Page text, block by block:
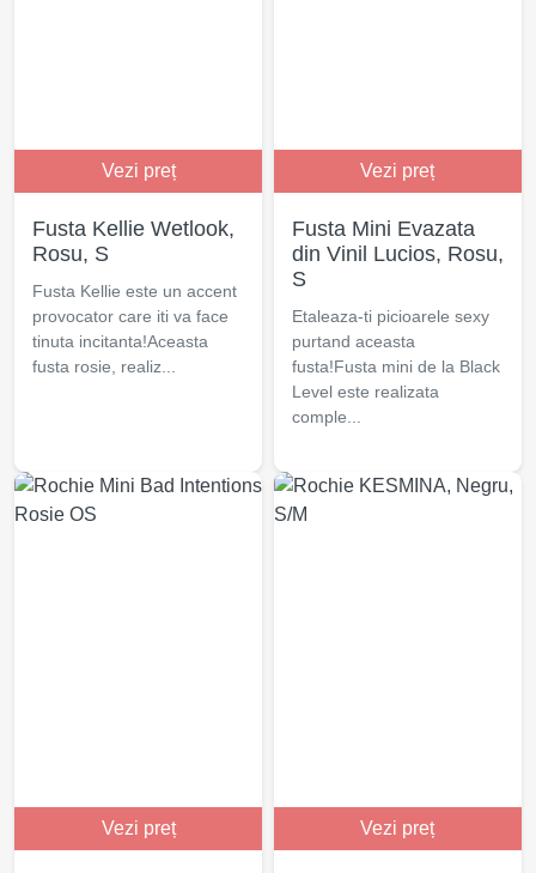
Vezi preț
Fusta Kellie Wetlook,
Rosu, S
Fusta Kellie este un accent
provocator care iti va face
tinuta incitanta!Aceasta
fusta rosie, realiz...
Vezi preț
Fusta Mini Evazata
din Vinil Lucios, Rosu,
S
Etaleaza-ti picioarele sexy
purtand aceasta
fusta!Fusta mini de la Black
Level este realizata
comple...
Vezi preț Vezi preț